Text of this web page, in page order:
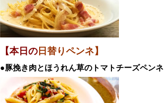
【本日の 日替りペンネ】
●豚挽き肉とほうれん草のトマトチーズペンネ